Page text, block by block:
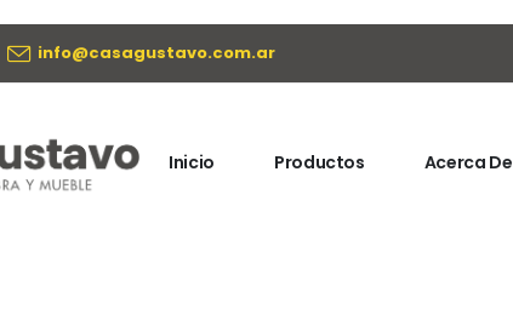
info@casagustavo.com.ar
Inicio Productos Acerca